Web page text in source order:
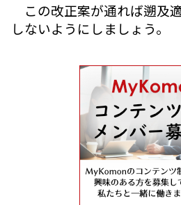
この改正案が通れば遡及
しないようにしましょう。